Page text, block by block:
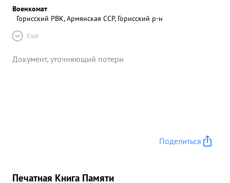
Военкомат
Горисский РВК, Армянская ССР, Горисский р-н
Ещё
Документ, уточняющий потери
Поделиться
Печатная Книга Памяти